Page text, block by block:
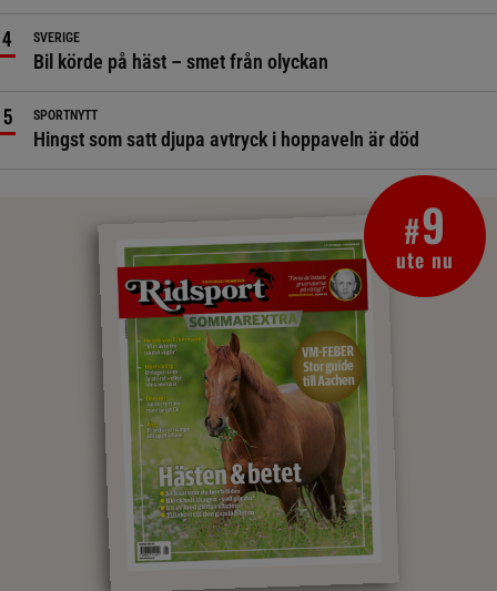
SVERIGE
Bil körde på häst – smet från olyckan
SPORTNYTT
Hingst som satt djupa avtryck i hoppaveln är död
#9
ute nu